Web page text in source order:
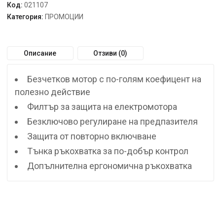
Код: 021107
Категория: ПРОМОЦИИ
Описание Отзиви (0)
Безчетков мотор с по-голям коефицент на
полезно действие
Филтър за защита на електромотора
Безключово регулиране на предпазителя
Защита от повторно включване
Тънка ръкохватка за по-добър контрол
Допълнителна ергономична ръкохватка